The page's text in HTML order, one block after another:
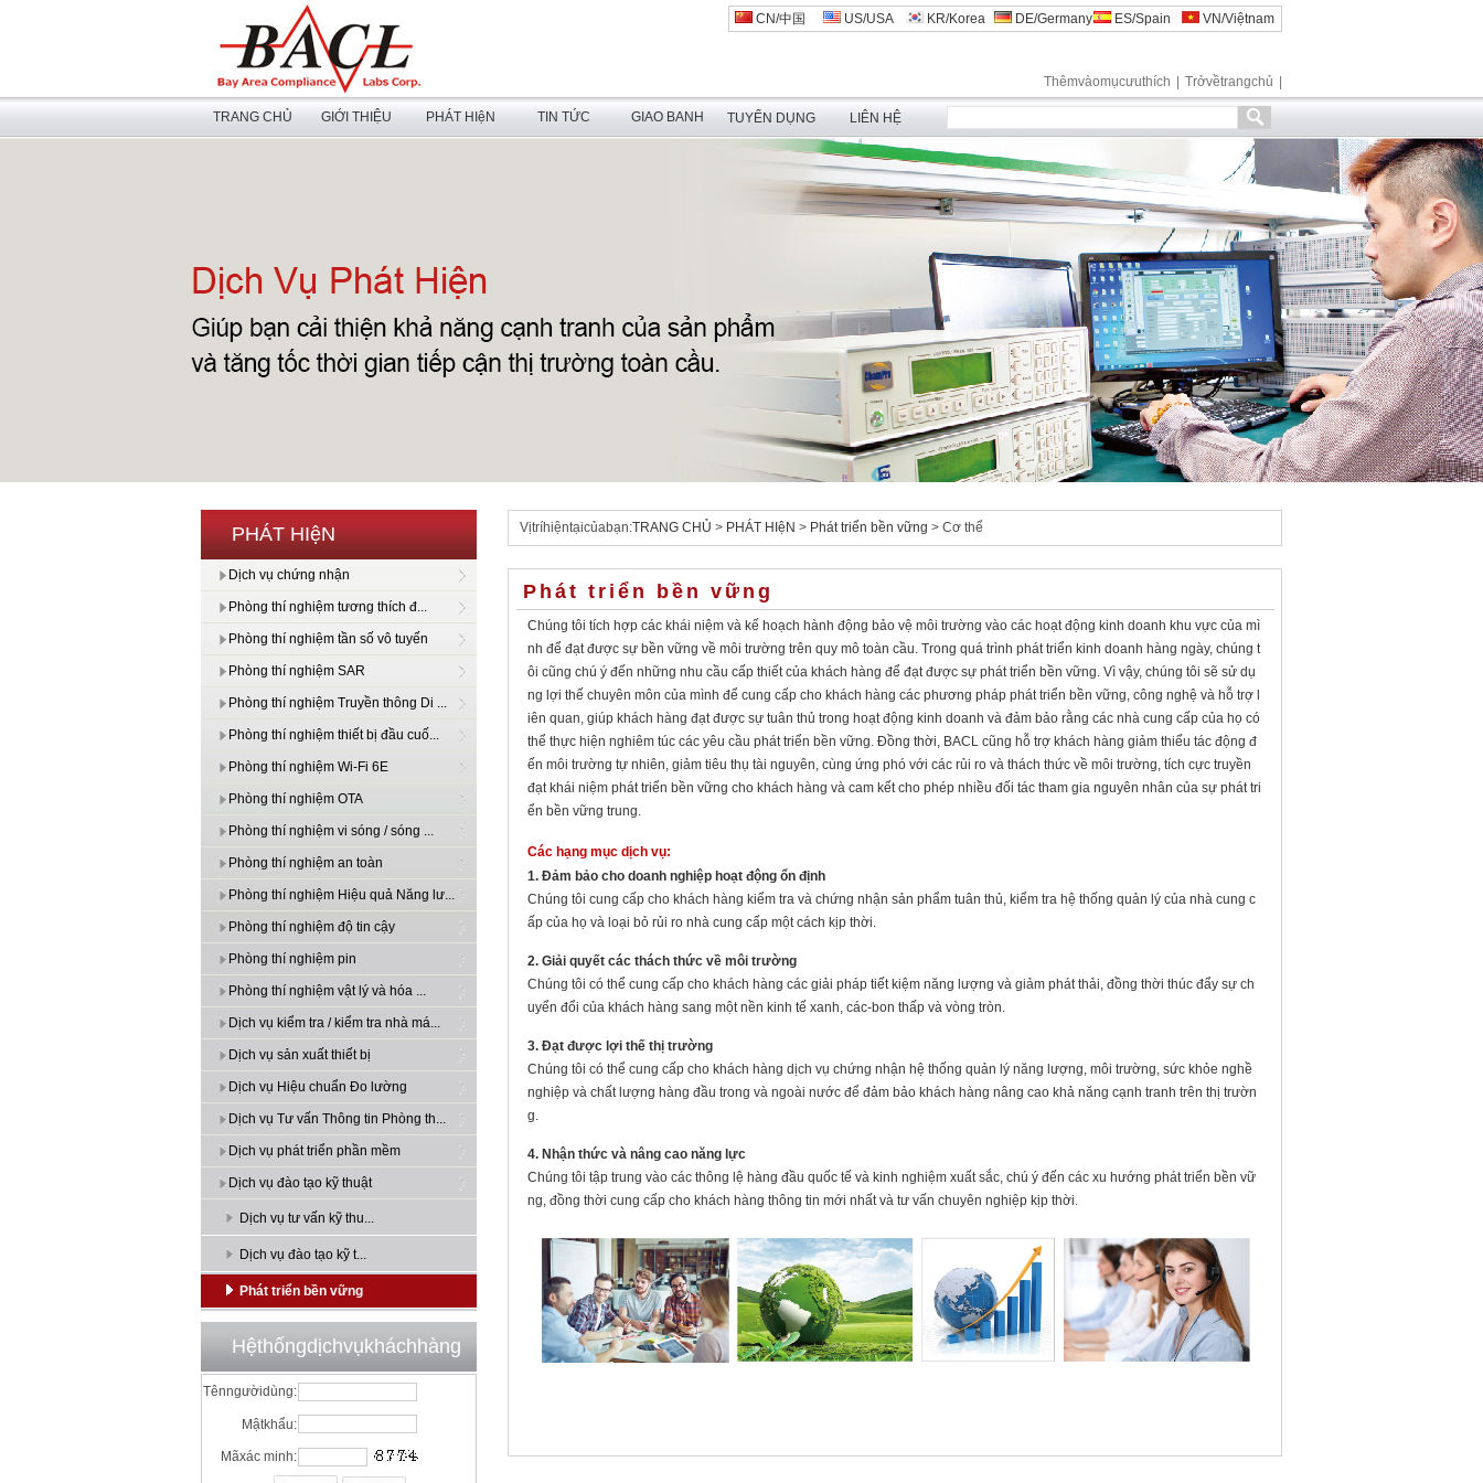
CN/中国 US/USA KR/Korea DE/Germany ES/Spain VN/Việtnam
Trởvềtrangchủ
Thêmvàomụcưuthích
TRANG CHỦ GIỚI THIỆU PHÁT HIệN TIN TỨC GIAO BANH TUYỂN DỤNG LIÊN HỆ
PHÁT HIệN
Dịch vụ chứng nhận
Phòng thí nghiệm tương thích đ...
Phòng thí nghiệm tần số vô tuyến
Phòng thí nghiệm SAR
Phòng thí nghiệm Truyền thông Di ...
Phòng thí nghiệm thiết bị đầu cuố...
Phòng thí nghiệm Wi-Fi 6E
Phòng thí nghiệm OTA
Phòng thí nghiệm vi sóng / sóng ...
Phòng thí nghiệm an toàn
Phòng thí nghiệm Hiệu quả Năng lư...
Phòng thí nghiệm độ tin cậy
Phòng thí nghiệm pin
Phòng thí nghiệm vật lý và hóa ...
Dịch vụ kiểm tra / kiểm tra nhà má...
Dịch vụ sản xuất thiết bị
Dịch vụ Hiệu chuẩn Đo lường
Dịch vụ Tư vấn Thông tin Phòng th...
Dịch vụ phát triển phần mềm
Dịch vụ đào tạo kỹ thuật
Dịch vụ tư vấn kỹ thu...
Dịch vụ đào tạo kỹ t...
Phát triển bền vững
Hệthốngdịchvụkháchhàng
Tênngườidùng:
Mậtkhẩu:
Mãxác minh:
Vịtríhiệntạicủabạn:TRANG CHỦ > PHÁT HIệN > Phát triển bền vững > Cơ thể
Phát triển bền vững
Chúng tôi tích hợp các khái niệm và kế hoạch hành động bảo vệ môi trường vào các hoạt động kinh doanh khu vực của mì
nh để đạt được sự bền vững về môi trường trên quy mô toàn cầu. Trong quá trình phát triển kinh doanh hàng ngày, chúng t
ôi cũng chú ý đến những nhu cầu cấp thiết của khách hàng để đạt được sự phát triển bền vững. Vì vậy, chúng tôi sẽ sử dụ
ng lợi thế chuyên môn của mình để cung cấp cho khách hàng các phương pháp phát triển bền vững, công nghệ và hỗ trợ l
iên quan, giúp khách hàng đạt được sự tuân thủ trong hoạt động kinh doanh và đảm bảo rằng các nhà cung cấp của họ có
thể thực hiện nghiêm túc các yêu cầu phát triển bền vững. Đồng thời, BACL cũng hỗ trợ khách hàng giảm thiểu tác động đ
ến môi trường tự nhiên, giảm tiêu thụ tài nguyên, cùng ứng phó với các rủi ro và thách thức về môi trường, tích cực truyền
đạt khái niệm phát triển bền vững cho khách hàng và cam kết cho phép nhiều đối tác tham gia nguyên nhân của sự phát tri
ển bền vững trung.
Các hạng mục dịch vụ:
1. Đảm bảo cho doanh nghiệp hoạt động ổn định
Chúng tôi cung cấp cho khách hàng kiểm tra và chứng nhận sản phẩm tuân thủ, kiểm tra hệ thống quản lý của nhà cung c
ấp của họ và loại bỏ rủi ro nhà cung cấp một cách kịp thời.
2. Giải quyết các thách thức về môi trường
Chúng tôi có thể cung cấp cho khách hàng các giải pháp tiết kiệm năng lượng và giảm phát thải, đồng thời thúc đẩy sự ch
uyển đổi của khách hàng sang một nền kinh tế xanh, các-bon thấp và vòng tròn.
3. Đạt được lợi thế thị trường
Chúng tôi có thể cung cấp cho khách hàng dịch vụ chứng nhận hệ thống quản lý năng lượng, môi trường, sức khỏe nghề
nghiệp và chất lượng hàng đầu trong và ngoài nước để đảm bảo khách hàng nâng cao khả năng cạnh tranh trên thị trườn
g.
4. Nhận thức và nâng cao năng lực
Chúng tôi tập trung vào các thông lệ hàng đầu quốc tế và kinh nghiệm xuất sắc, chú ý đến các xu hướng phát triển bền vữ
ng, đồng thời cung cấp cho khách hàng thông tin mới nhất và tư vấn chuyên nghiệp kịp thời.